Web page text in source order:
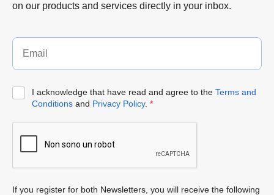
on our products and services directly in your inbox.
I acknowledge that have read and agree to the Terms and
Conditionsand Privacy Policy. *
If you register for both Newsletters, you will receive the following